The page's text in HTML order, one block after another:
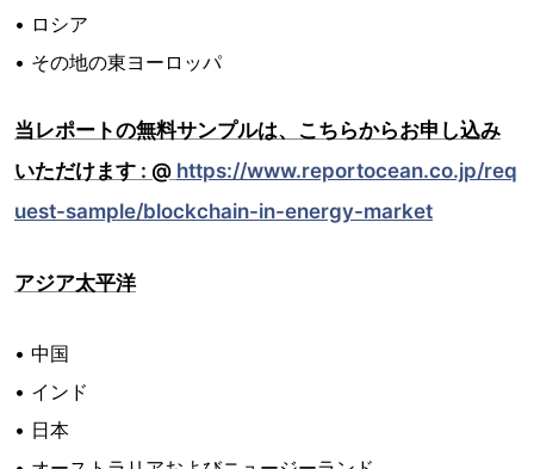
• ロシア
• その地の東ヨーロッパ
当レポートの無料サンプルは、こちらからお申し込み
いただけます : @ https://www.reportocean.co.jp/req
uest-sample/blockchain-in-energy-market
アジア太平洋
• 中国
• インド
• 日本